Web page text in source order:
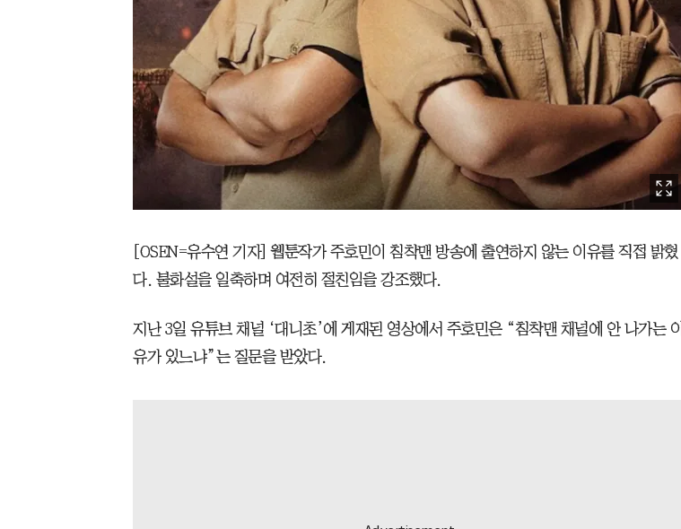
[OSEN=유수연 기자] 웹툰작가 주호민이 침착맨 방송에 출연하지 않는 이유를 직접 밝혔
다. 불화설을 일축하며 여전히 절친임을 강조했다.
지난 3일 유튜브 채널 ‘대니초’에 게재된 영상에서 주호민은 “침착맨 채널에 안 나가는 이
유가 있느냐”는 질문을 받았다.